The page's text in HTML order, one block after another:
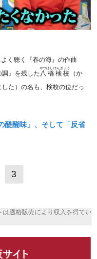
く聴く『春の海』の作曲
』を残した八橋検校
やつはしけんぎょう
（か
た）の名も、検校の位だっ
醍醐味」、そして「反省
3
適格販売により収入を得てい